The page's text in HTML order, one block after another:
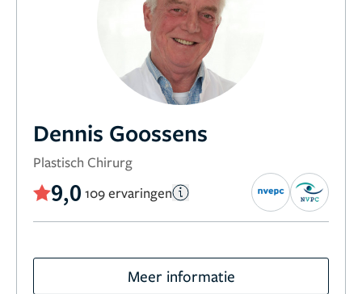
Dennis Goossens
Plastisch Chirurg
9,0 109 ervaringen
Meer informatie